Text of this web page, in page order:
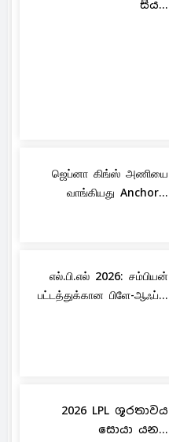
සිය...
ஜெப்னா கிங்ஸ் அணியை
வாங்கியது Anchor...
எல்.பி.எல் 2026: சம்பியன்
பட்டத்துக்கான பிளே-ஆஃப்...
2026 LPL ශූරතාවය
සොයා යන...